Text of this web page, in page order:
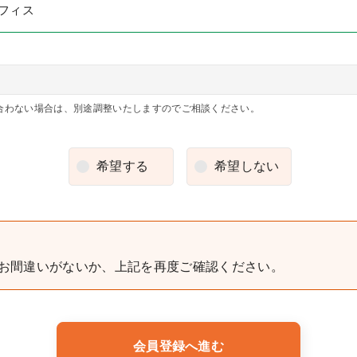
ィス
ない場合は、別途調整いたしますのでご相談ください。
希望する 希望しない
間違いがないか、上記を再度ご確認ください。
会員登録へ進む